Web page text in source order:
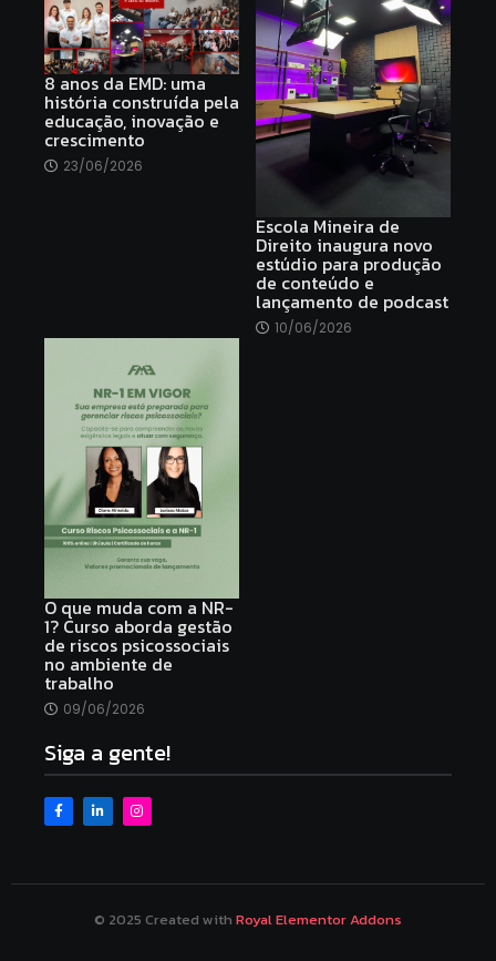
8 anos da EMD: uma
história construída pela
educação, inovação e
crescimento
23/06/2026
Escola Mineira de
Direito inaugura novo
estúdio para produção
de conteúdo e
lançamento de podcast
10/06/2026
O que muda com a NR-
1? Curso aborda gestão
de riscos psicossociais
no ambiente de
trabalho
09/06/2026
Siga a gente!
© 2025 Created with Royal Elementor Addons